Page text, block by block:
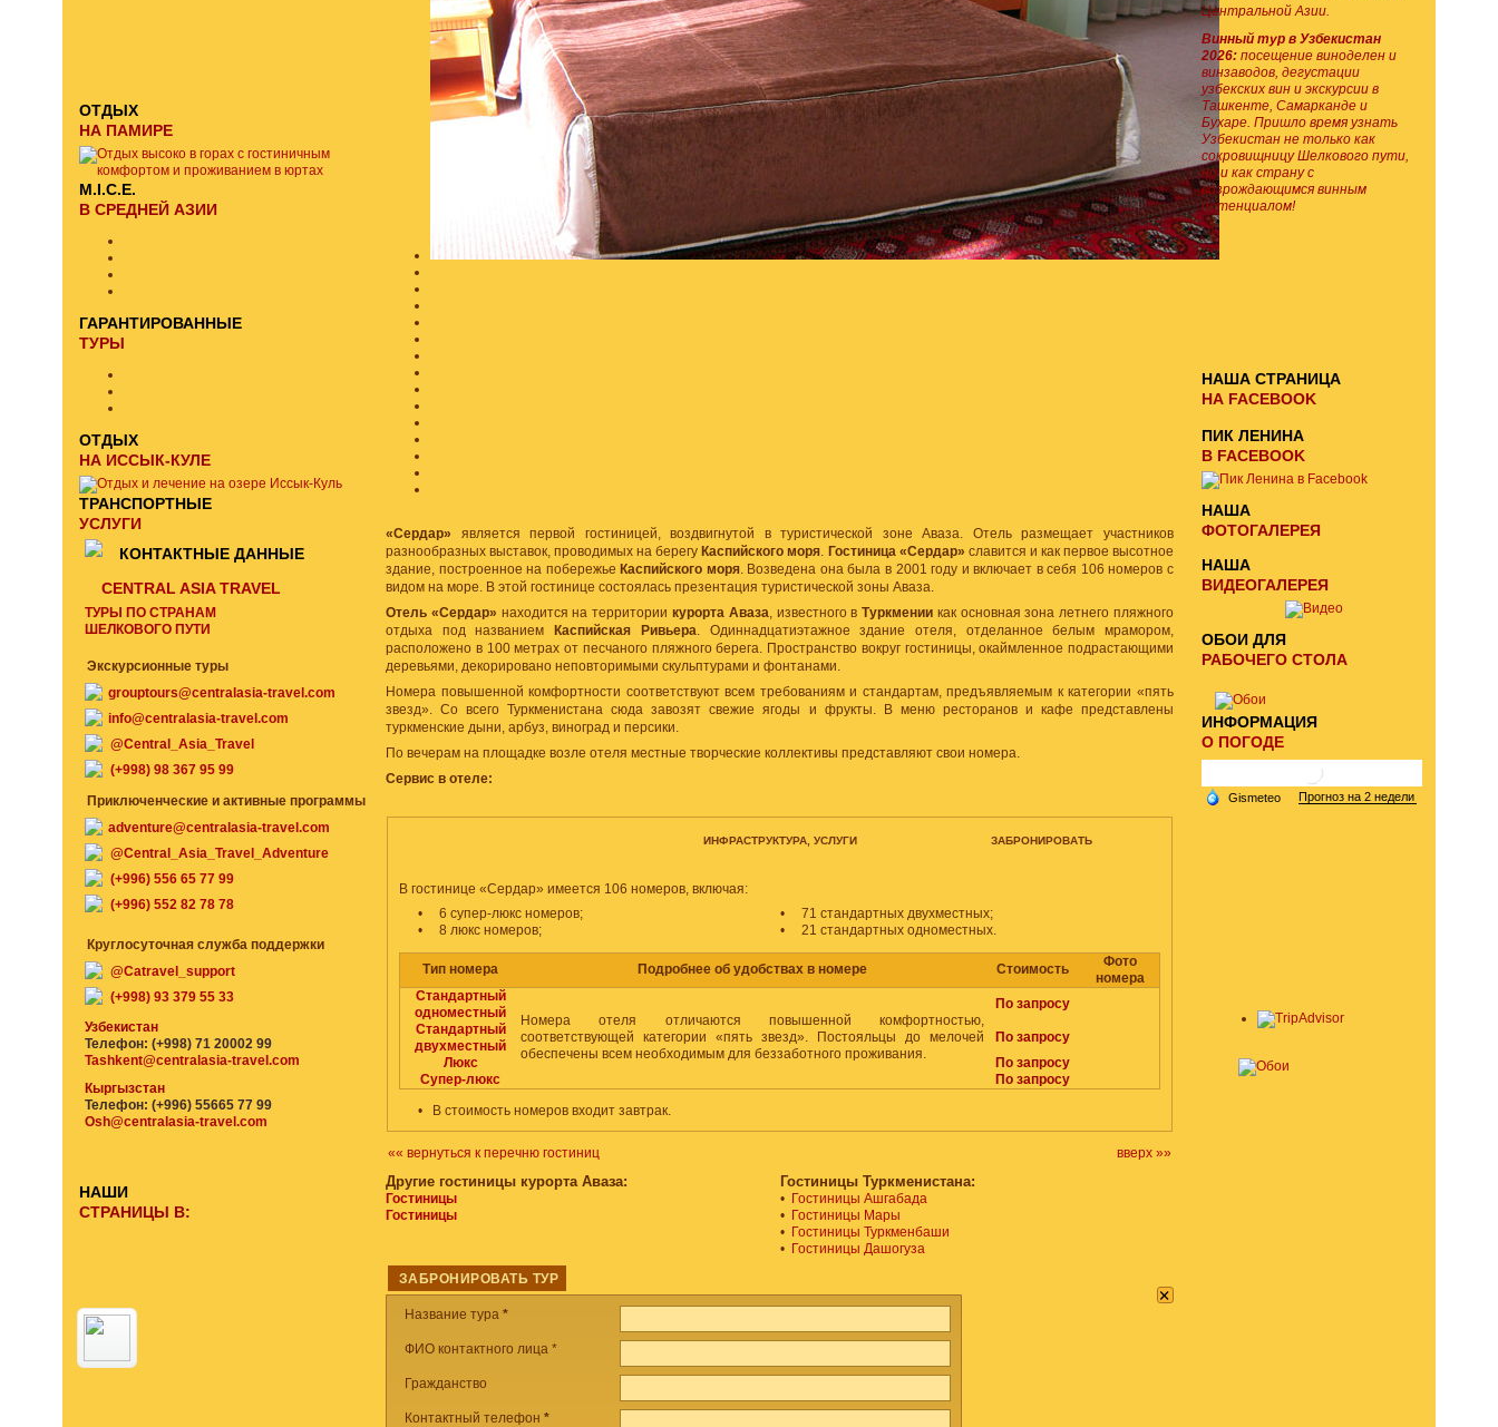
«Сердар» является первой гостиницей, воздвигнутой в туристической зоне Аваза. Отель размещает участников
разнообразных выставок, проводимых на берегу Каспийского моря. Гостиница «Сердар» славится и как первое высотное
здание, построенное на побережье Каспийского моря. Возведена она была в 2001 году и включает в себя 106 номеров с
видом на море. В этой гостинице состоялась презентация туристической зоны Аваза.
Отель «Сердар» находится на территории курорта Аваза, известного вТуркмении как основная зона летнего пляжного
отдыха под названием
Каспийская Ривьера. Одиннадцатиэтажное здание отеля, отделанное белым мрамором,
расположено в 100 метрах от песчаного пляжного берега. Пространство вокруг гостиницы, окаймленное подрастающими
деревьями, декорировано неповторимыми скульптурами и фонтанами.
Номера повышенной комфортности соответствуют всем требованиям и стандартам, предъявляемым к категории «пять
звезд». Со всего Туркменистана сюда завозят свежие ягоды и фрукты. В меню ресторанов и кафе представлены
туркменские дыни, арбуз, виноград и персики.
По вечерам на площадке возле отеля местные творческие коллективы представляют свои номера.
Сервис в отеле:
ИНФРАСТРУКТУРА, УСЛУГИ ЗАБРОНИРОВАТЬ
В гостинице «Сердар» имеется 106 номеров, включая:
•
6 супер-люкс номеров;
•
8 люкс номеров;
•
71 стандартных двухместных;
•
21 стандартных одноместных.
Тип номера Подробнее об удобствах в номере Стоимость
Фото
номера
Стандартный
одноместный
Номера отеля отличаются повышенной комфортностью,
соответствующей категории «пять звезд». Постояльцы до мелочей
обеспечены всем необходимым для беззаботного проживания.
По запросу
Стандартный
двухместный
По запросу
Люкс
По запросу
Супер-люкс
По запросу
•
В стоимость номеров входит завтрак.
«« вернуться к перечню гостиниц вверх »»
Другие гостиницы курорта Аваза: Гостиницы Туркменистана:
Гостиницы
Гостиницы
• Гостиницы Ашгабада
• Гостиницы Мары
• Гостиницы Туркменбаши
• Гостиницы Дашогуза
ЗАБРОНИРОВАТЬ ТУР
×
Название тура *
ФИО контактного лица *
Гражданство
Контактный телефон *
ОТДЫХ
НА ПАМИРЕ
M.I.C.E.
В СРЕДНЕЙ АЗИИ
ГАРАНТИРОВАННЫЕ
ТУРЫ
ОТДЫХ
НА ИССЫК-КУЛЕ
ТРАНСПОРТНЫЕ
УСЛУГИ
КОНТАКТНЫЕ ДАННЫЕ
CENTRAL ASIA TRAVEL
ТУРЫ ПО СТРАНАМ
ШЕЛКОВОГО ПУТИ
Экскурсионные туры
grouptours@centralasia-travel.com
info@centralasia-travel.com
@Central_Asia_Travel
(+998) 98 367 95 99
Приключенческие и активные программы
adventure@centralasia-travel.com
@Central_Asia_Travel_Adventure
(+996) 556 65 77 99
(+996) 552 82 78 78
Круглосуточная служба поддержки
@Catravel_support
(+998) 93 379 55 33
Узбекистан
Телефон: (+998) 71 20002 99
Tashkent@centralasia-travel.com
Кыргызстан
Телефон: (+996) 55665 77 99
Osh@centralasia-travel.com
НАШИ
СТРАНИЦЫ В:
Центральной Азии.
Винный тур в Узбекистан
2026: посещение виноделен и
винзаводов, дегустации
узбекских вин и экскурсии в
Ташкенте, Самарканде и
Бухаре. Пришло время узнать
Узбекистан не только как
сокровищницу Шелкового пути,
но и как страну с
возрождающимся винным
потенциалом!
НАША СТРАНИЦА
НА FACEBOOK
ПИК ЛЕНИНА
В FACEBOOK
НАША
ФОТОГАЛЕРЕЯ
НАША
ВИДЕОГАЛЕРЕЯ
ОБОИ ДЛЯ
РАБОЧЕГО СТОЛА
ИНФОРМАЦИЯ
О ПОГОДЕ